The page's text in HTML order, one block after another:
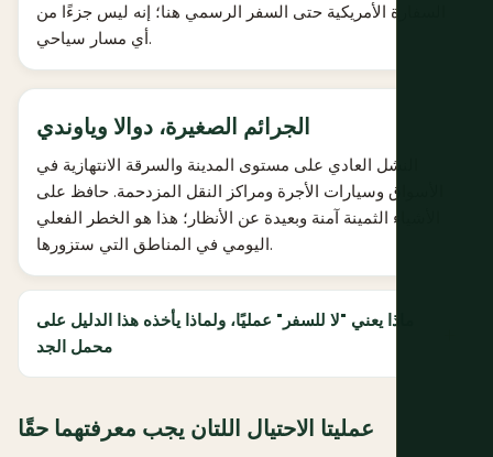
السفارة الأمريكية حتى السفر الرسمي هنا؛ إنه ليس جزءًا من
أي مسار سياحي.
الجرائم الصغيرة، دوالا وياوندي
النشل العادي على مستوى المدينة والسرقة الانتهازية في
الأسواق وسيارات الأجرة ومراكز النقل المزدحمة. حافظ على
الأشياء الثمينة آمنة وبعيدة عن الأنظار؛ هذا هو الخطر الفعلي
اليومي في المناطق التي ستزورها.
ماذا يعني "لا للسفر" عمليًا، ولماذا يأخذه هذا الدليل على
محمل الجد
عمليتا الاحتيال اللتان يجب معرفتهما حقًا